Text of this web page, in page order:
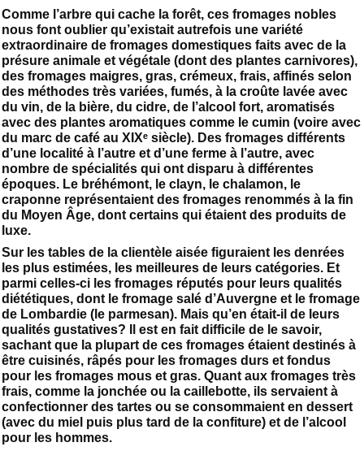
Comme l’arbre qui cache la forêt, ces fromages nobles
nous font oublier qu’existait autrefois une variété
extraordinaire de fromages domestiques faits avec de la
présure animale et végétale (dont des plantes carnivores),
des fromages maigres, gras, crémeux, frais, affinés selon
des méthodes très variées, fumés, à la croûte lavée avec
du vin, de la bière, du cidre, de l’alcool fort, aromatisés
avec des plantes aromatiques comme le cumin (voire avec
du marc de café au XIXᵉ siècle). Des fromages différents
d’une localité à l’autre et d’une ferme à l’autre, avec
nombre de spécialités qui ont disparu à différentes
époques. Le bréhémont, le clayn, le chalamon, le
craponne représentaient des fromages renommés à la fin
du Moyen Âge, dont certains qui étaient des produits de
luxe.
Sur les tables de la clientèle aisée figuraient les denrées
les plus estimées, les meilleures de leurs catégories. Et
parmi celles-ci les fromages réputés pour leurs qualités
diététiques, dont le fromage salé d’Auvergne et le fromage
de Lombardie (le parmesan). Mais qu’en était-il de leurs
qualités gustatives? Il est en fait difficile de le savoir,
sachant que la plupart de ces fromages étaient destinés à
être cuisinés, râpés pour les fromages durs et fondus
pour les fromages mous et gras. Quant aux fromages très
frais, comme la jonchée ou la caillebotte, ils servaient à
confectionner des tartes ou se consommaient en dessert
(avec du miel puis plus tard de la confiture) et de l’alcool
pour les hommes.